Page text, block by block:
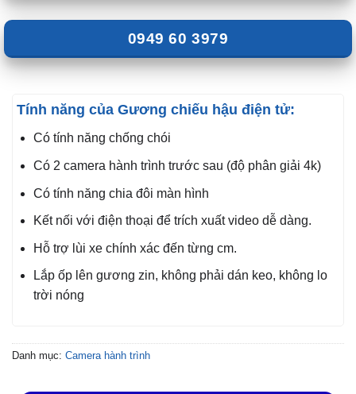
0949 60 3979
Tính năng của Gương chiếu hậu điện tử:
Có tính năng chống chói
Có 2 camera hành trình trước sau (độ phân giải 4k)
Có tính năng chia đôi màn hình
Kết nối với điện thoại để trích xuất video dễ dàng.
Hỗ trợ lùi xe chính xác đến từng cm.
Lắp ốp lên gương zin, không phải dán keo, không lo
trời nóng
Danh mục: Camera hành trình